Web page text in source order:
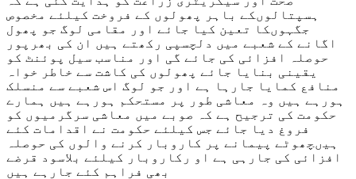
ہسپتالوںکے باہر پھولوں کے فروخت کیلئے مخصوص
جگہوںکا تعین کیا جائے اور مقامی لوگ جو پھول
اگانے کے شعبے میں دلچسپی رکھتے ہیں ان کی بھرپور
حوصلہ افزائی کی جائے گی اور مناسب سیل پوئنٹ کو
یقینی بنایا جائے پھولوں کی کاشت سے خاطر خواہ
منافع کمایا جارہا ہے اور جو لوگ اس شعبے سے منسلک
ہورہے ہیں وہ معاشی طور پر مستحکم ہورہے ہیں ہمارے
حکومت کی ترجیح ہے کہ صوبے میں معاشی سرگرمیوں کو
فروغ دیا جائے جس کیلئے حکومت نے اقدامات کئے
ہیںچھوٹے پیمانے پر کاروبار کرنے والوں کی حوصلہ
افزائی کی جارہی ہے او رکاروبار کیلئے بلاسود قرضے
بھی فراہم کئے جارہے ہیں